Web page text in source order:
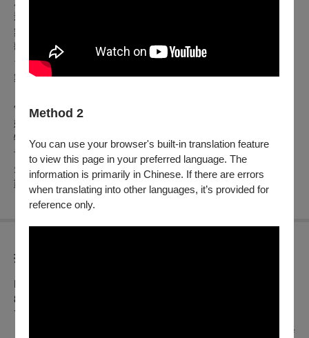
Method 2
You can use your browser's built-in translation feature
to view this page in your preferred language. The
information is primarily in Chinese. If there are errors
when translating into other languages, it’s provided for
reference only.
影像設計：楊博倫
舞蹈設計：任思瑜、劉芮慈
歌唱指導：謝淳雅
台語協力：MC JJ
舞台監督：黃諾行
領銜主演：楊奇煜、李霈瑜（大霈）、蔡昌憲、竺定誼、張郁
婕、王為
特別主演：聶雲
音樂劇菁英：任思瑜、江宇雯、宋宜珊、張宇勝、曾冠東、馮
先芝、黃盛煜、劉芮慈、賴冠穎、竇承俊、蘇柏庭［依姓名筆
劃順序排列］
折扣方案
MBAC苗北藝友預購
8折：MBAC苗北藝友紅卡
7折：MBAC苗北藝友黑卡
【經典交響套票】一次購買NTSO、TSO、NSO三檔節目（每